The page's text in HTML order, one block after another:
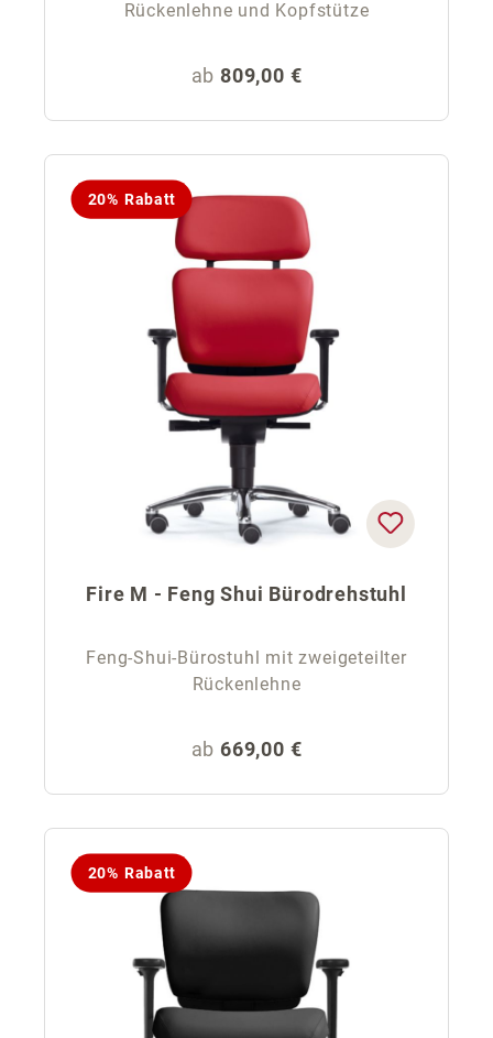
Rückenlehne und Kopfstütze
Regulärer Preis:
ab 809,00 €
20% Rabatt
Fire M - Feng Shui Bürodrehstuhl
Feng-Shui-Bürostuhl mit zweigeteilter
Rückenlehne
Regulärer Preis:
ab 669,00 €
20% Rabatt